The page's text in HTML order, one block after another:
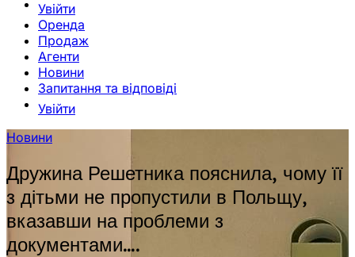
Увійти
Оренда
Продаж
Агенти
Новини
Запитання та відповіді
Увійти
Новини
Дружина Решетника пояснила, чому її
з дітьми не пропустили в Польщу,
вказавши на проблеми з
документами….